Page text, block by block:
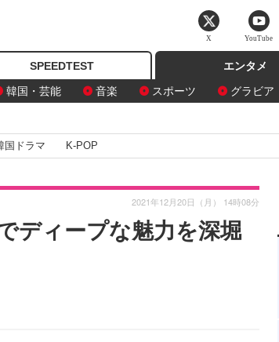
SPEEDTEST
エンタメ
韓国・芸能 音楽 スポーツ グラビア
国ドラマ K-POP
ディープな魅力を深堀
2021年12月20日（月） 14時08分
X YouTube